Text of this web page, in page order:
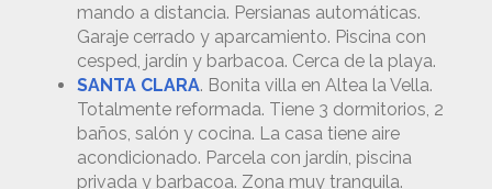
mando a distancia. Persianas automáticas.
Garaje cerrado y aparcamiento. Piscina con
cesped, jardín y barbacoa. Cerca de la playa.
SANTA CLARA. Bonita villa en Altea la Vella.
Totalmente reformada. Tiene 3 dormitorios, 2
baños, salón y cocina. La casa tiene aire
acondicionado. Parcela con jardín, piscina
privada y barbacoa. Zona muy tranquila.